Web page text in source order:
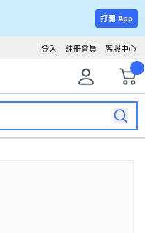
打開 App
客服中心
註冊會員
登入